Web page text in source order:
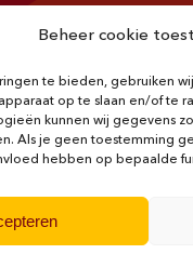
Beheer cookie
te bieden, gebruiken
op te slaan en/of te
kunnen wij gegevens
Als je geen toestemming
hebben op bepaalde
0342-412000
491000